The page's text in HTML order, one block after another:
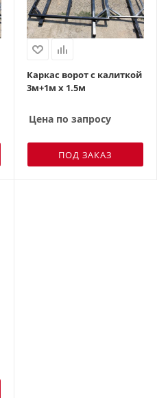
Каркас ворот с калиткой
3м+1м х 1.5м
Цена по запросу
ПОД ЗАКАЗ